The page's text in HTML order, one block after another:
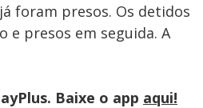
foram presos. Os detidos
e presos em seguida. A
Baixe o app aqui!